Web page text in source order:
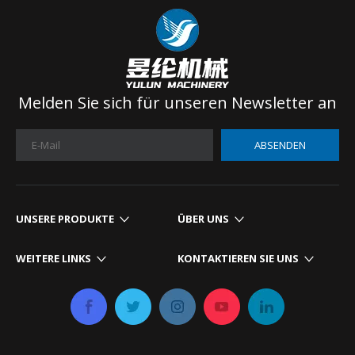
Melden Sie sich für unseren Newsletter an
ABSENDEN
UNSERE PRODUKTE​​​​​​​ ÜBER UNS
WEITERE LINKS​​​​​​​ KONTAKTIEREN SIE UNS​​​​​​​